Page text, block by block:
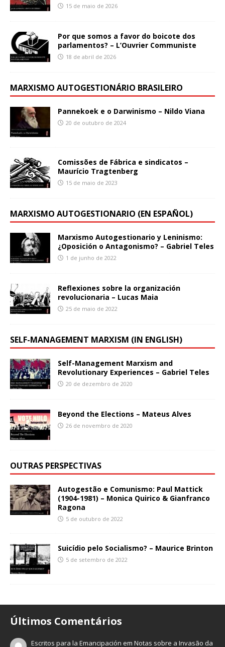
15 de maio de 2026
Por que somos a favor do boicote dos
parlamentos? – L’Ouvrier Communiste
18 de abril de 2026
MARXISMO AUTOGESTIONÁRIO BRASILEIRO
Pannekoek e o Darwinismo – Nildo Viana
20 de outubro de 2024
Comissões de Fábrica e sindicatos –
Maurício Tragtenberg
15 de maio de 2023
MARXISMO AUTOGESTIONARIO (EN ESPAÑOL)
Marxismo Autogestionario y Leninismo:
¿Oposición o Antagonismo? – Gabriel Teles
1 de junho de 2022
Reflexiones sobre la organización
revolucionaria – Lucas Maia
25 de maio de 2022
SELF-MANAGEMENT MARXISM (IN ENGLISH)
Self-Management Marxism and
Revolutionary Experiences – Gabriel Teles
20 de dezembro de 2020
Beyond the Elections – Mateus Alves
26 de novembro de 2020
OUTRAS PERSPECTIVAS
Autogestão e Comunismo: Paul Mattick
(1904-1981) – Monica Quirico & Gianfranco
Ragona
5 de outubro de 2022
Suicídio pelo Socialismo? – Maurice Brinton
5 de setembro de 2022
Últimos Comentários
Escritos para la Emancipación emNotas sobre a Invasão da